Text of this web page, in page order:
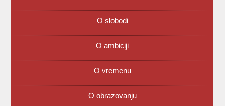
O slobodi
O ambiciji
O vremenu
O obrazovanju